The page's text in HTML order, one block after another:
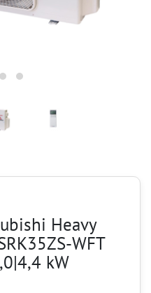
Heavy
WFT
kW